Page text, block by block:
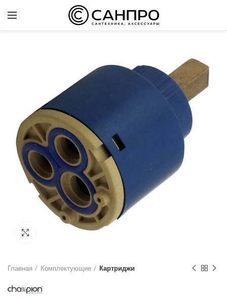
Нажмите для увеличения
Главная Комплектующие Картриджи